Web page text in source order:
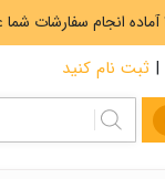
| ثبت نام کنید